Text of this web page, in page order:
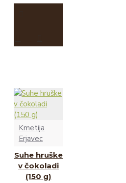
Kmetija
Erjavec
Suhe hruške
v čokoladi
(150 g)